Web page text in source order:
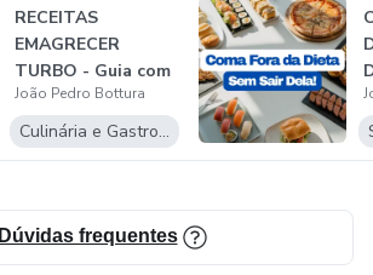
RECEITAS
EMAGRECER
TURBO - Guia com
50 Receitas
Proteicas At...
João Pedro Bottura
Culinária e Gastronomia
Dúvidas frequentes